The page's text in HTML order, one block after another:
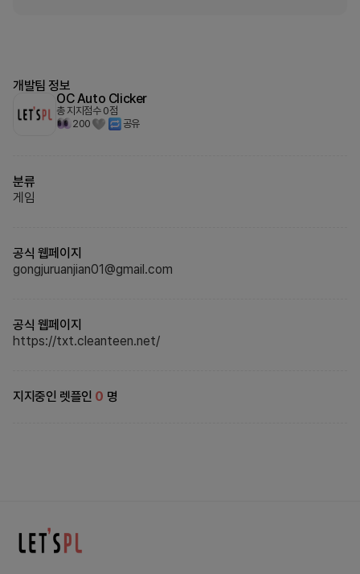
개발팀 정보
OC Auto Clicker
총 지지점수 0점
200
공유
분류
게임
공식 웹페이지
gongjuruanjian01@gmail.com
공식 웹페이지
https://txt.cleanteen.net/
지지중인 렛플인 0 명